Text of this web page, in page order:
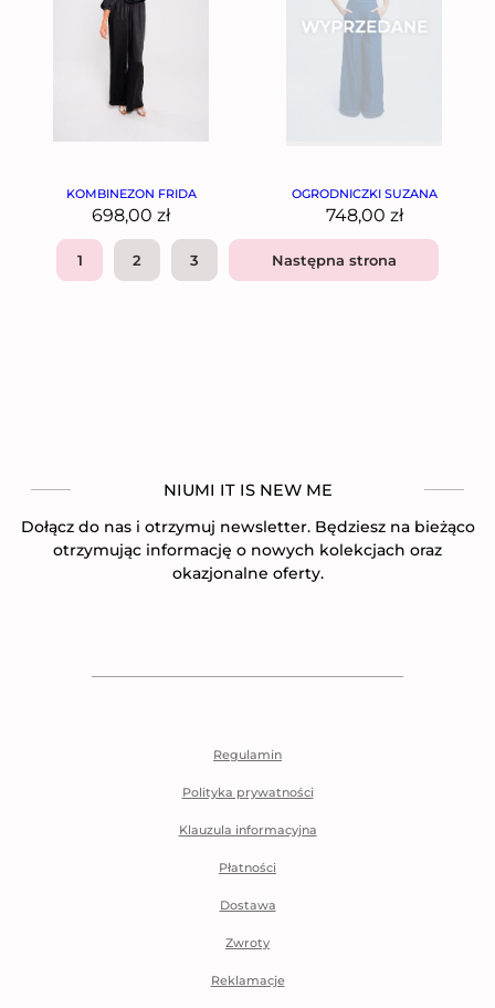
KOMBINEZON FRIDA
698,00 zł
OGRODNICZKI SUZANA
748,00 zł
1 2 3 Następna strona
NIUMI IT IS NEW ME
Dołącz do nas i otrzymuj newsletter. Będziesz na bieżąco
otrzymując informację o nowych kolekcjach oraz
okazjonalne oferty.
Regulamin
Polityka prywatności
Klauzula informacyjna
Płatności
Dostawa
Zwroty
Reklamacje